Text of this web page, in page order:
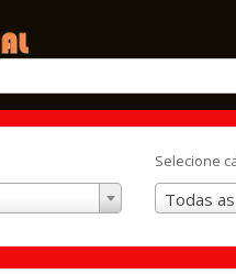
Selecione
Todas